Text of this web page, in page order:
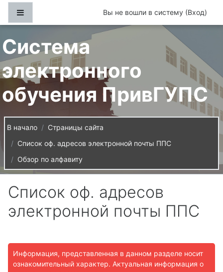
Перейти к основному содержанию
Вы не вошли в систему (Вход)
Система
электронного
обучения ПривГУПС
В начало
Страницы сайта
Список оф. адресов электронной почты ППС
Обзор по алфавиту
Список оф. адресов
электронной почты ППС
Информация, представленная в данном разделе носит
ознакомительный характер. Актуальная информация о